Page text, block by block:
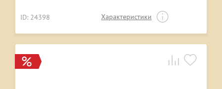
ID: 24398 Характеристики